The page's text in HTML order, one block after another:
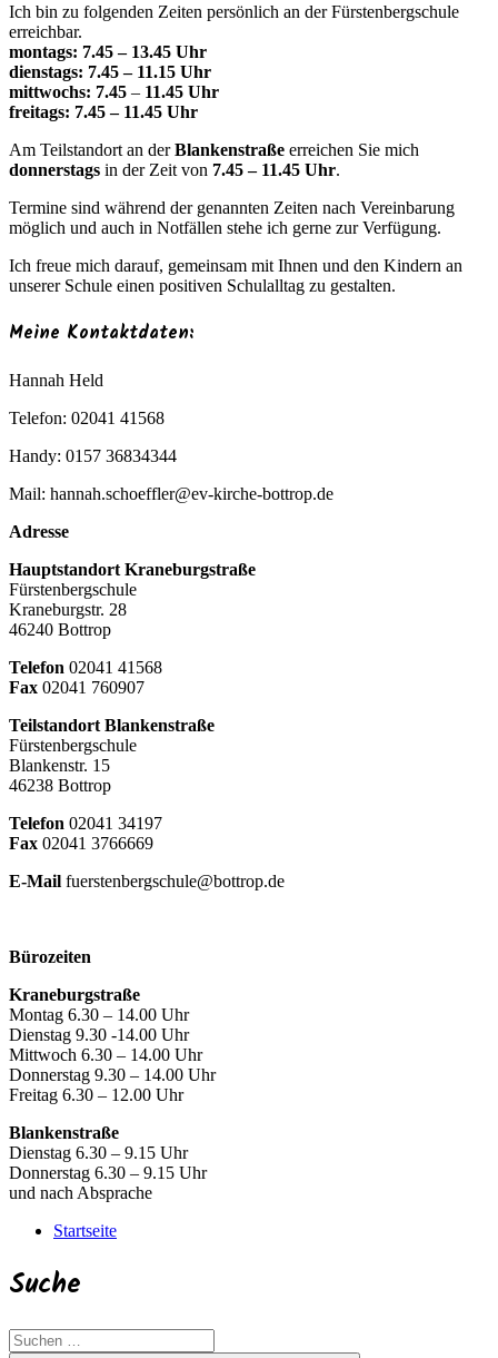
Ich bin zu folgenden Zeiten persönlich an der Fürstenbergschule
erreichbar.
montags: 7.45 – 13.45 Uhr
dienstags: 7.45 – 11.15 Uhr
mittwochs: 7.45 – 11.45 Uhr
freitags: 7.45 – 11.45 Uhr
Am Teilstandort an derBlankenstraße erreichen Sie mich
donnerstags in der Zeit von 7.45 – 11.45 Uhr.
Termine sind während der genannten Zeiten nach Vereinbarung
möglich und auch in Notfällen stehe ich gerne zur Verfügung.
Ich freue mich darauf, gemeinsam mit Ihnen und den Kindern an
unserer Schule einen positiven Schulalltag zu gestalten.
Meine Kontaktdaten:
Hannah Held
Telefon: 02041 41568
Handy: 0157 36834344
Mail: hannah.schoeffler@ev-kirche-bottrop.de
Adresse
Hauptstandort Kraneburgstraße
Fürstenbergschule
Kraneburgstr. 28
46240 Bottrop
Telefon 02041 41568
Fax 02041 760907
Teilstandort Blankenstraße
Fürstenbergschule
Blankenstr. 15
46238 Bottrop
Telefon 02041 34197
Fax 02041 3766669
E-Mail fuerstenbergschule@bottrop.de
Bürozeiten
Kraneburgstraße
Montag 6.30 – 14.00 Uhr
Dienstag 9.30 -14.00 Uhr
Mittwoch 6.30 – 14.00 Uhr
Donnerstag 9.30 – 14.00 Uhr
Freitag 6.30 – 12.00 Uhr
Blankenstraße
Dienstag 6.30 – 9.15 Uhr
Donnerstag 6.30 – 9.15 Uhr
und nach Absprache
Startseite
Suche
Suchen